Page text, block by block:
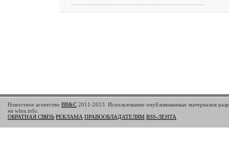
Новостное агентство BB&C 2011-2013. Использование опубликованных материалов
на wlna.info.
ОБРАТНАЯ СВЯЗЬ РЕКЛАМА ПРАВООБЛАДАТЕЛЯМ RSS-ЛЕНТА